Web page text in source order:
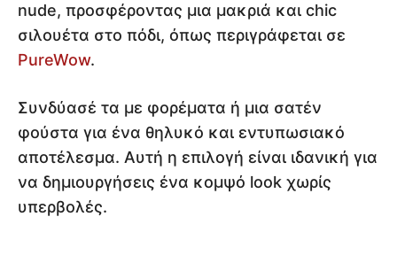
nude, προσφέροντας μια μακριά και chic
σιλουέτα στο πόδι, όπως περιγράφεται σε
PureWow.
Συνδύασέ τα με φορέματα ή μια σατέν
φούστα για ένα θηλυκό και εντυπωσιακό
αποτέλεσμα. Αυτή η επιλογή είναι ιδανική για
να δημιουργήσεις ένα κομψό look χωρίς
υπερβολές.